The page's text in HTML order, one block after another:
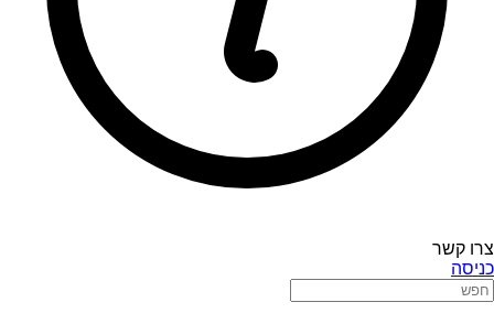
צרו קשר
כניסה